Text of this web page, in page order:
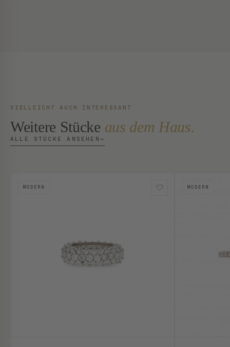
VIELLEICHT AUCH INTERESSANT
Weitere Stücke aus dem Haus.
ALLE STÜCKE ANSEHEN →
MODERN MODERN